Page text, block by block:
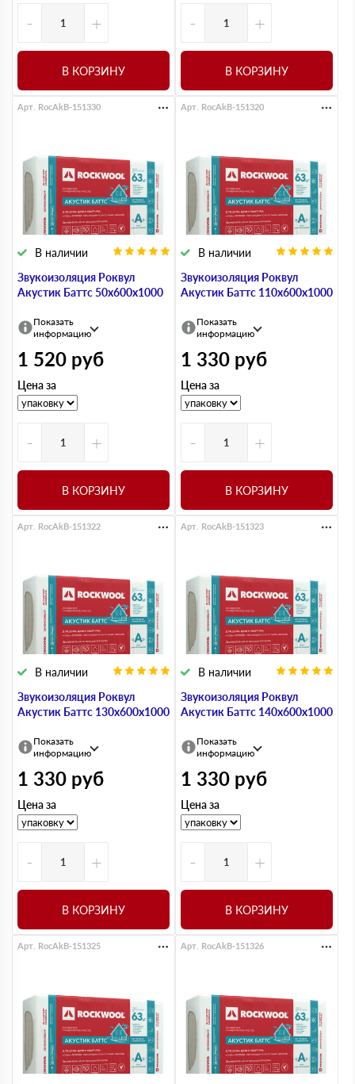
- +
В КОРЗИНУ
- +
В КОРЗИНУ
Звукоизоляция Роквул
Акустик Баттс 50х600х1000
В наличии
Арт. RocAkB-151330
Показать
информацию
1 520 руб
Цена за
- +
В КОРЗИНУ
Звукоизоляция Роквул
Акустик Баттс 110х600х1000
В наличии
Арт. RocAkB-151320
Показать
информацию
1 330 руб
Цена за
- +
В КОРЗИНУ
Звукоизоляция Роквул
Акустик Баттс 130х600х1000
В наличии
Арт. RocAkB-151322
Показать
информацию
1 330 руб
Цена за
- +
В КОРЗИНУ
Звукоизоляция Роквул
Акустик Баттс 140х600х1000
В наличии
Арт. RocAkB-151323
Показать
информацию
1 330 руб
Цена за
- +
В КОРЗИНУ
Арт. RocAkB-151325 Арт. RocAkB-151326